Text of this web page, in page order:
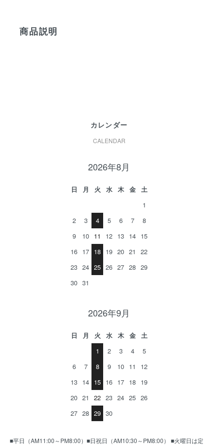
商品説明
カレンダー
CALENDAR
2026年8月
日 月 火 水 木 金
土
1
2
3 4 5 6 7
8
9
10 11 12 13 14 15
16 17 18 19 20 21
22
23 24 25 26 27 28 29
30 31
2026年9月
日 月 火 水 木 金
土
1
2 3 4
5
6
7 8 9 10 11
12
13 14 15 16 17 18 19
20 21 22 23 24 25 26
27 28 29 30
■平日（AM11:00～PM8:00）■日祝日（AM10:30～PM8:00） ■火曜日は定